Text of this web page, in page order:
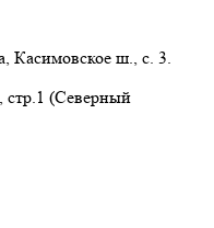
Касимовское ш., с. 3.
стр.1 (Северный